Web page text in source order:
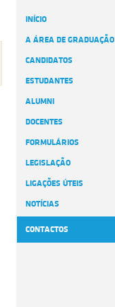
INÍCIO
A ÁREA DE GRADUAÇÃO
CANDIDATOS
ESTUDANTES
ALUMNI
DOCENTES
FORMULÁRIOS
LEGISLAÇÃO
LIGAÇÕES ÚTEIS
NOTÍCIAS
CONTACTOS